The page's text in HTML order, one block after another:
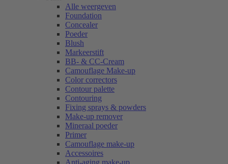
Alle weergeven
Foundation
Concealer
Poeder
Blush
Markeerstift
BB- & CC-Cream
Camouflage Make-up
Color correctors
Contour palette
Contouring
Fixing sprays & powders
Make-up remover
Mineraal poeder
Primer
Camouflage make-up
Accessoires
Anti-aging make-up